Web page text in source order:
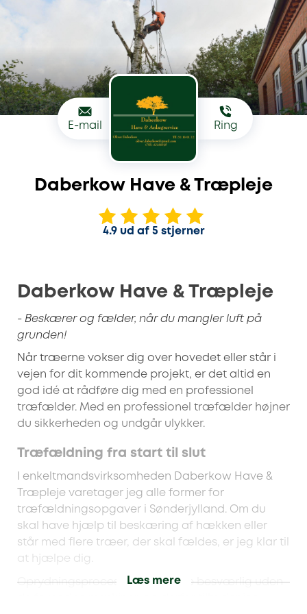
E-mail Ring
Daberkow Have & Træpleje
4.9 ud af 5 stjerner
Daberkow Have & Træpleje
- Beskærer og fælder, når du mangler luft på
grunden!
Når træerne vokser dig over hovedet eller står i
vejen for dit kommende projekt, er det altid en
god idé at rådføre dig med en professionel
træfælder. Med en professionel træfælder højner
du sikkerheden og undgår ulykker.
Træfældning fra start til slut
I enkeltmandsvirksomheden Daberkow Have &
Træpleje varetager jeg alle former for
træfældningsopgaver i Sønderjylland. Om du
skal have hjælp til beskæring af hækken eller
står med flere træer, der skal fældes, er jeg klar til
at hjælpe dig.
Oprydningsprocessen kan være besværlig uden
Læs mere